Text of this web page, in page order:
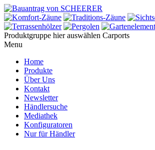
Produktgruppe hier auswählen Carports
Menu
Home
Produkte
Über Uns
Kontakt
Newsletter
Händlersuche
Mediathek
Konfiguratoren
Nur für Händler